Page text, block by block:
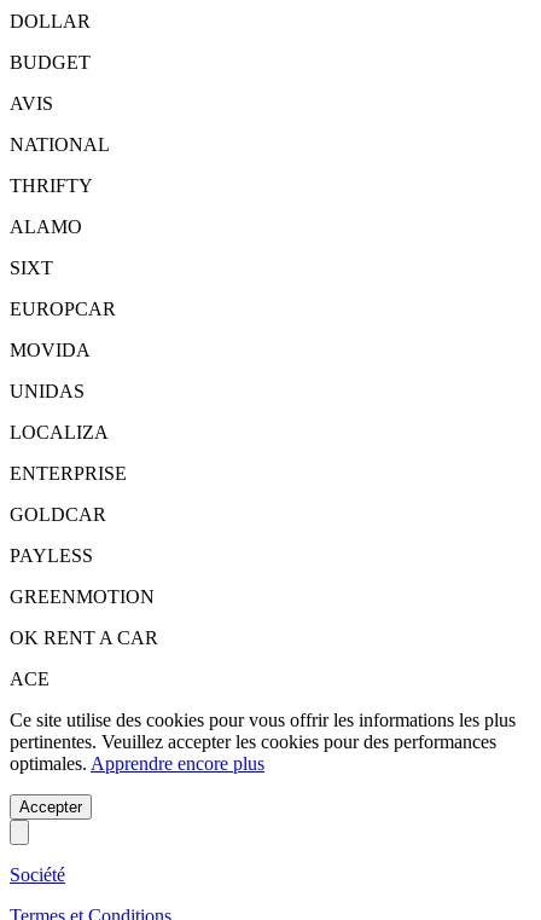
DOLLAR
BUDGET
AVIS
NATIONAL
THRIFTY
ALAMO
SIXT
EUROPCAR
MOVIDA
UNIDAS
LOCALIZA
ENTERPRISE
GOLDCAR
PAYLESS
GREENMOTION
OK RENT A CAR
ACE
Ce site utilise des cookies pour vous offrir les informations les plus
pertinentes. Veuillez accepter les cookies pour des performances
optimales. Apprendre encore plus
Accepter
Société